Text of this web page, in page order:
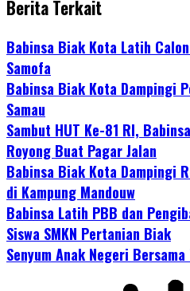
Berita Terkait
Babinsa Biak Kota Latih
Samofa
Babinsa Biak Kota Dampingi
Samau
Sambut HUT Ke-81 RI,
Royong Buat Pagar Jalan
Babinsa Biak Kota Dampingi
di Kampung Mandouw
Babinsa Latih PBB dan
Siswa SMKN Pertanian Biak
Senyum Anak Negeri Bersama